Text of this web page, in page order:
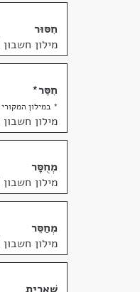
חִסּוּר
מילון
חִסֵּר*
* במילון
מילון
מְחֻסָּר
מילון
מְחַסֵּר
מילון